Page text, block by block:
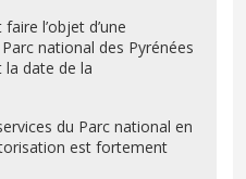
l’objet d’une
national des Pyrénées
date de la
du Parc national en
est fortement